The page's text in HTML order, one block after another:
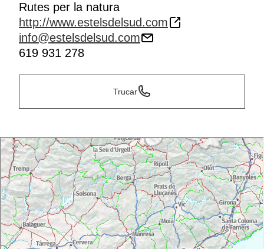
Rutes per la natura
http://www.estelsdelsud.com
info@estelsdelsud.com
619 931 278
Trucar